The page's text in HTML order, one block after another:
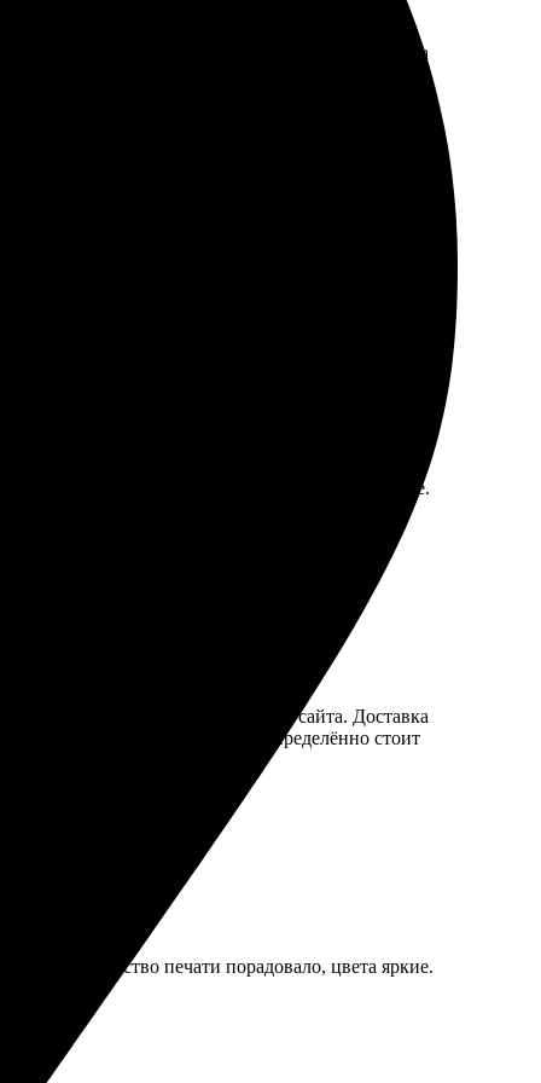
связались, уточнили детали. Получила
довольна, качество на высоте!
загрузил фото на сайте, выбрал макет, и всё.
удобным интерфейсом сайта. Доставка
Рекомендуйте друзьям, определённо стоит
Качество печати порадовало, цвета яркие.